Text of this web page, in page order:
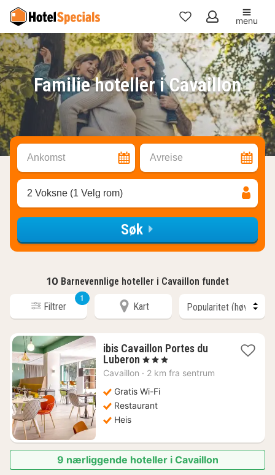
Mine
favoritter
menu
Familie hoteller i Cavaillon
Ankomst Avreise
2 Voksne (1 Velg rom)
Søk
10 Barnevennlige hoteller i Cavaillon fundet
Filtrer
1
Kart
ibis Cavaillon Portes du
Luberon 1
natt
747
kr.
, 3 Stjerner
Cavaillon · 2 km fra sentrum
Gratis Wi-Fi
Restaurant
Heis
9 nærliggende hoteller i Cavaillon